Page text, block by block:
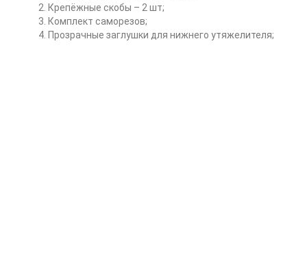
Крепёжные скобы – 2 шт;
Комплект саморезов;
Прозрачные заглушки для нижнего утяжелителя;